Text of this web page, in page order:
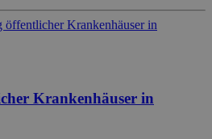
Krankenhäuser in